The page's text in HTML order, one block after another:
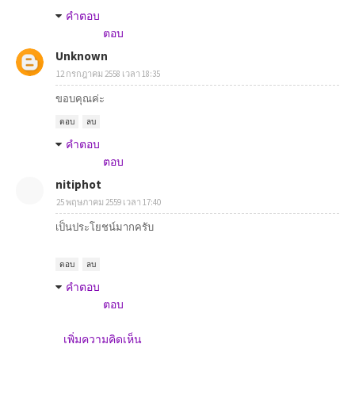
คำตอบ
ตอบ
Unknown
12 กรกฎาคม 2558 เวลา 18:35
ขอบคุณค่ะ
ตอบ ลบ
คำตอบ
ตอบ
nitiphot
25 พฤษภาคม 2559 เวลา 17:40
เป็นประโยชน์มากครับ
ตอบ ลบ
คำตอบ
ตอบ
เพิ่มความคิดเห็น